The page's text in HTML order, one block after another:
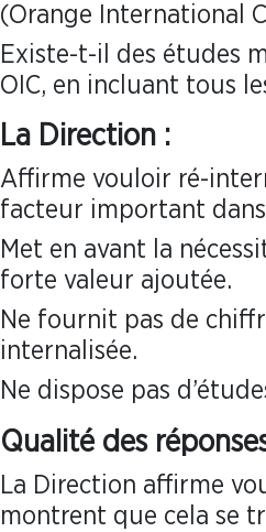
(Orange International
Existe-t-il des études
OIC, en incluant tous
La Direction :
Affirme vouloir ré-
facteur important
Met en avant la
forte valeur ajoutée.
Ne fournit pas de
internalisée.
Ne dispose pas
Qualité des
La Direction affirme
montrent que cela se